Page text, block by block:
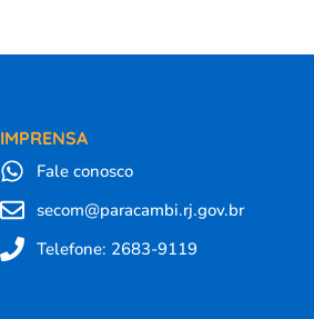
IMPRENSA
Fale conosco
secom@paracambi.rj.gov.br
Telefone: 2683-9119